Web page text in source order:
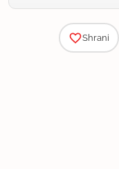
Shrani